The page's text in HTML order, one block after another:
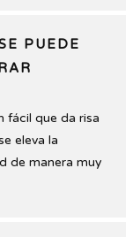
PUEDE
fácil que da risa
eleva la
de manera muy